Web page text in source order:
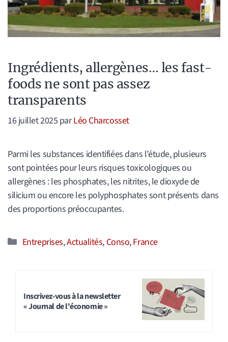
Ingrédients, allergènes… les fast-
foods ne sont pas assez
transparents
16 juillet 2025 parLéo Charcosset
Parmi les substances identifiées dans l’étude, plusieurs
sont pointées pour leurs risques toxicologiques ou
allergènes : les phosphates, les nitrites, le dioxyde de
silicium ou encore les polyphosphates sont présents dans
des proportions préoccupantes.
Catégories
Entreprises,Actualités, Conso,France
Inscrivez-vous à la newsletter
« Journal de l'économie »